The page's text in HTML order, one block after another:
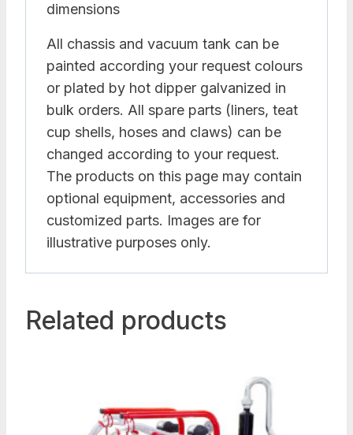
dimensions
All chassis and vacuum tank can be
painted according your request colours
or plated by hot dipper galvanized in
bulk orders. All spare parts (liners, teat
cup shells, hoses and claws) can be
changed according to your request.
The products on this page may contain
optional equipment, accessories and
customized parts. Images are for
illustrative purposes only.
Related products